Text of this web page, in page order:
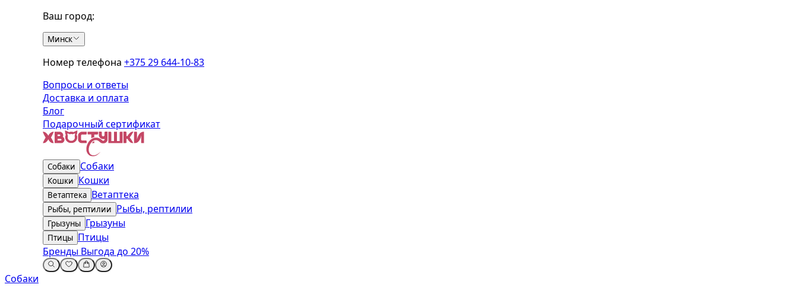
Ваш город:
Минск
Номер телефона +375 29 644-10-83
Вопросы и ответы
Доставка и оплата
Блог
Подарочный сертификат
Собаки Собаки
Кошки Кошки
Ветаптека Ветаптека
Рыбы, рептилии Рыбы, рептилии
Грызуны Грызуны
Птицы Птицы
Бренды Выгода до 20%
Собаки